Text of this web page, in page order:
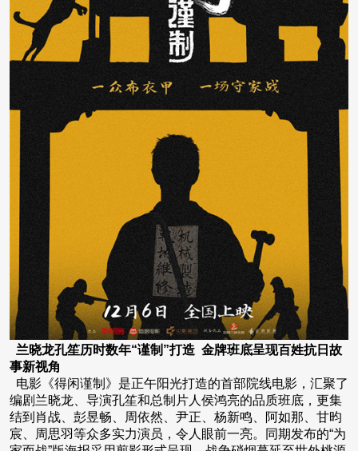
兰晓龙孔笙历时数年“谨制”打造 金牌班底呈现百姓抗日故
事新视角
电影《得闲谨制》是正午阳光打造的首部院线电影，汇聚了
编剧兰晓龙、导演孔笙和总制片人侯鸿亮的品质班底，更集
结到肖战、彭昱畅、周依然、尹正、杨新鸣、阿如那、甘昀
宸、周思羽等众多实力演员，令人眼前一亮。同期发布的“为